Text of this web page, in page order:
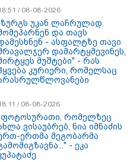
კობახიძე
რომ კობახიძის
განცხადება
შეწირული
მემორიალზე
- "ნაციონალური
/ 08-08-2026
უკან ლაჩრულად
და თავს
- ასფალტზე თავი
დამარტყმევინეს,
მუშტები" - რას
კურიერი, რომელსაც
/ 08-08-2026
რომელზეც
ვისაუბრებ, ნია იმნაძის
ერთმა მეგობარმა
- ეკა